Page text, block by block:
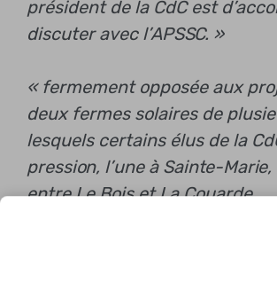
président de la CdC est
discuter avec l’APSSC. »
« fermement opposée aux
deux fermes solaires de
lesquels certains élus de la
pression, l’une à Sainte-Marie,
entre Le Bois et La Couarde